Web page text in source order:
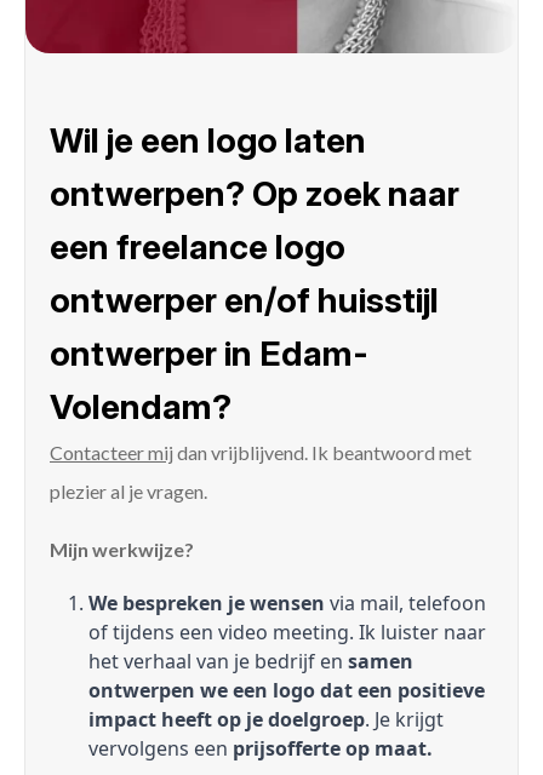
Wil je een logo laten
ontwerpen? Op zoek naar
een freelance logo
ontwerper en/of huisstijl
ontwerper in Edam-
Volendam?
Contacteer mij dan vrijblijvend. Ik beantwoord met
plezier al je vragen.
Mijn werkwijze?
We bespreken je wensen via mail, telefoon
of tijdens een video meeting. Ik luister naar
het verhaal van je bedrijf en samen
ontwerpen we een logo dat een positieve
impact heeft op je doelgroep. Je krijgt
vervolgens een prijsofferte op maat.